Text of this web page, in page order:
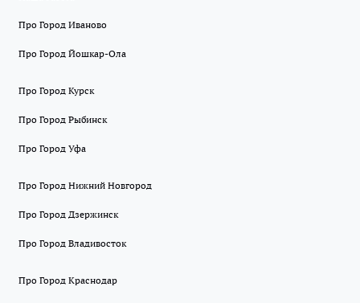
Про Город Иваново
Про Город Йошкар-Ола
Про Город Курск
Про Город Рыбинск
Про Город Уфа
Про Город Нижний Новгород
Про Город Дзержинск
Про Город Владивосток
Про Город Краснодар